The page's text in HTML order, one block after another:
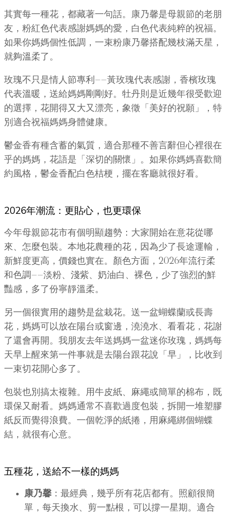
其實每一種花，都藏著一句話。康乃馨是母親節的老朋
友，粉紅色代表感謝媽媽的愛，白色代表純粹的祝福。
如果你媽媽個性低調，一束粉康乃馨搭配幾枝滿天星，
就夠溫柔了。
玫瑰不只是情人節專利——黃玫瑰代表感謝，香檳玫瑰
代表溫暖，送給媽媽剛剛好。牡丹則是近幾年很受歡迎
的選擇，花開得又大又漂亮，象徵「美好的祝願」，特
別適合祝福媽媽身體健康。
鬱金香有種含蓄的氣質，適合那種不善言辭但心裡很在
乎的媽媽，花語是「深切的關懷」。如果你媽媽喜歡簡
約風格，鬱金香配白色桔梗，擺在客廳就很好看。
2026年潮流：更貼心，也更環保
今年母親節花市有個明顯趨勢：大家開始在意花從哪
來、怎麼包裝。本地花農種的花，因為少了長途運輸，
新鮮度更高，價錢也實在。顏色方面，2026年流行柔
和色調——淡粉、淺紫、奶油白、裸色，少了強烈的鮮
豔感，多了份寧靜溫柔。
另一個很實用的趨勢是盆栽花。送一盆蝴蝶蘭或長壽
花，媽媽可以放在陽台或窗邊，澆澆水、看看花，花謝
了還會再開。我朋友去年送媽媽一盆迷你玫瑰，媽媽每
天早上醒來第一件事就是去陽台跟花說「早」，比收到
一束切花開心多了。
包裝也別搞太複雜。用牛皮紙、麻繩或簡單的棉布，既
環保又耐看。媽媽通常不喜歡過度包裝，拆開一堆塑膠
紙反而覺得浪費。一個乾淨的紙捲，用麻繩綁個蝴蝶
結，就很有心意。
五種花，送給不一樣的媽媽
康乃馨 ：最經典，幾乎所有花店都有。照顧很簡
單，每天換水、剪一點根，可以撐一星期。適合